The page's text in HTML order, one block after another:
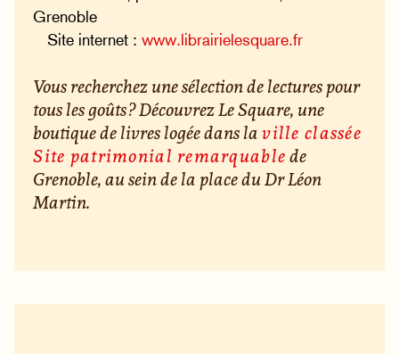
Grenoble
Site internet :www.librairielesquare.fr
Vous recherchez une sélection de lectures pour
tous les goûts ? Découvrez Le Square, une
boutique de livres logée dans laville classée
Site patrimonial remarquablede
Grenoble, au sein de la place du Dr Léon
Martin.